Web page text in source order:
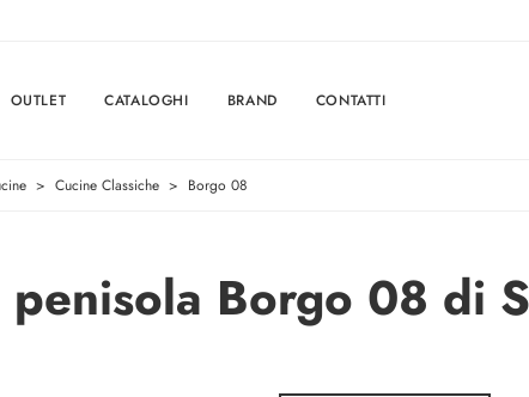
OUTLET CATALOGHI BRAND CONTATTI
> Cucine Classiche > Borgo 08
penisola Borgo 08 di